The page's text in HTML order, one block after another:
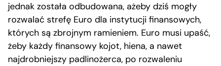
jednak została odbudowana, ażeby dziś mogły
rozwalać strefę Euro dla instytucji finansowych,
których są zbrojnym ramieniem. Euro musi upaść,
żeby każdy finansowy kojot, hiena, a nawet
najdrobniejszy padlinożerca, po rozwaleniu